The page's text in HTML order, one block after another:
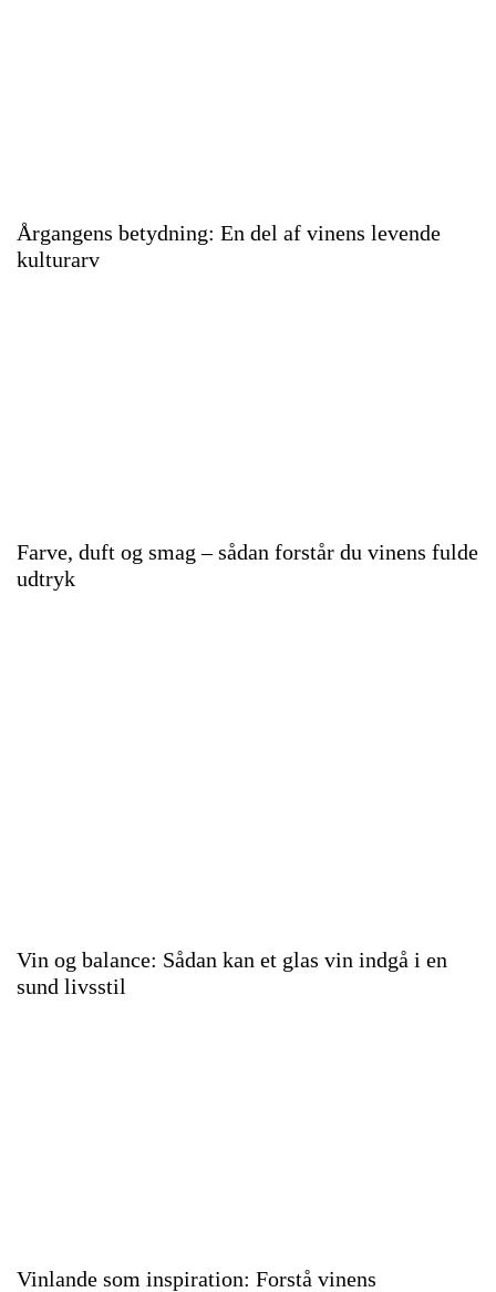
Årgangens betydning: En del af vinens levende
kulturarv
Farve, duft og smag – sådan forstår du vinens fulde
udtryk
Vin og balance: Sådan kan et glas vin indgå i en
sund livsstil
Vinlande som inspiration: Forstå vinens